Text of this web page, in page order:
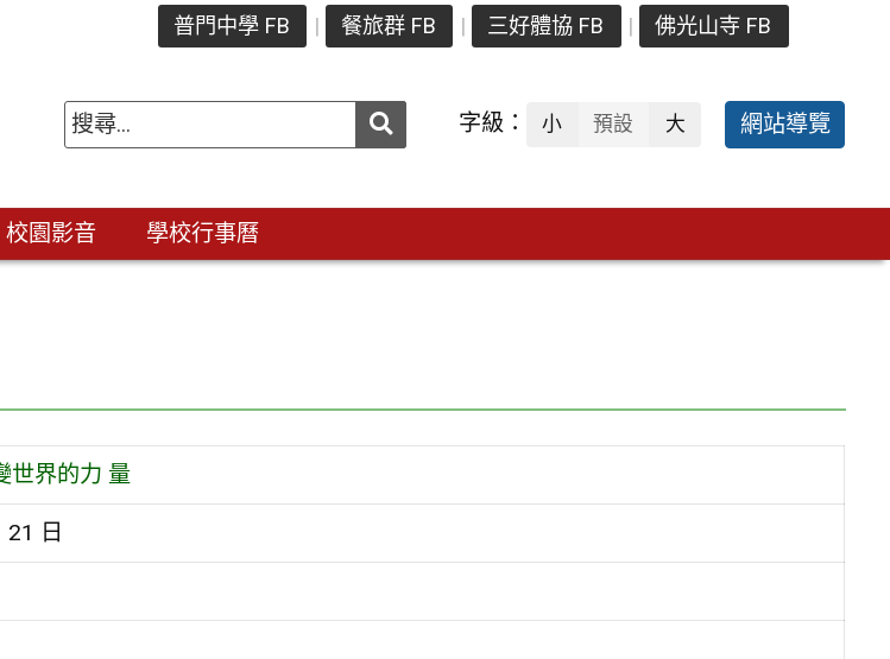
普門中學 FB 餐旅群 FB 三好體協 FB 佛光山寺 FB
送出 字級： 小 預設 大 網站導覽
校園影音 學校行事曆
世界的力 量
日